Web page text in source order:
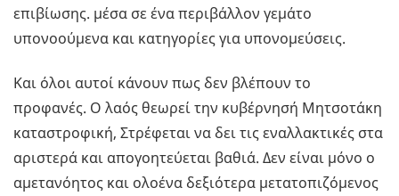
επιβίωσης. μέσα σε ένα περιβάλλον γεμάτο
υπονοούμενα και κατηγορίες για υπονομεύσεις.
Και όλοι αυτοί κάνουν πως δεν βλέπουν το
προφανές. Ο λαός θεωρεί την κυβέρνησή Μητσοτάκη
καταστροφική, Στρέφεται να δει τις εναλλακτικές στα
αριστερά και απογοητεύεται βαθιά. Δεν είναι μόνο ο
αμετανόητος και ολοένα δεξιότερα μετατοπιζόμενος